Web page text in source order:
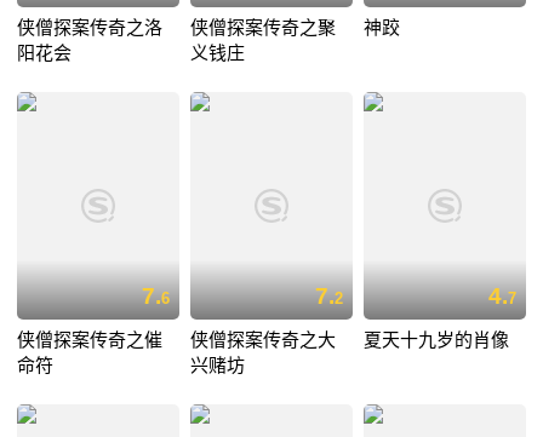
侠僧探案传奇之洛
阳花会
侠僧探案传奇之聚
义钱庄
神跤
7.6
侠僧探案传奇之催
命符
7.2
侠僧探案传奇之大
兴赌坊
4.7
夏天十九岁的肖像